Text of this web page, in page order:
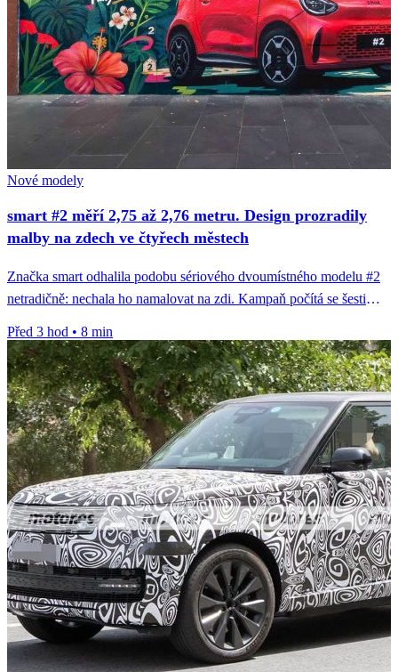
Nové modely
smart #2 měří 2,75 až 2,76 metru. Design prozradily
malby na zdech ve čtyřech městech
Značka smart odhalila podobu sériového dvoumístného modelu #2
netradičně: nechala ho namalovat na zdi. Kampaň počítá se šesti
Před 3 hod • 8 min